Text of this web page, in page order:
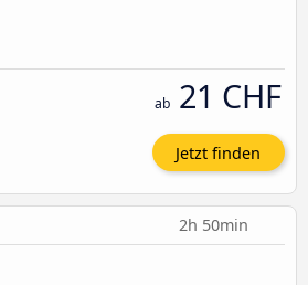
ab 21 CHF
Jetzt finden
2h 50min